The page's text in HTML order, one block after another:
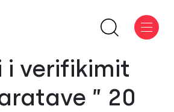
i verifikimit
” 20